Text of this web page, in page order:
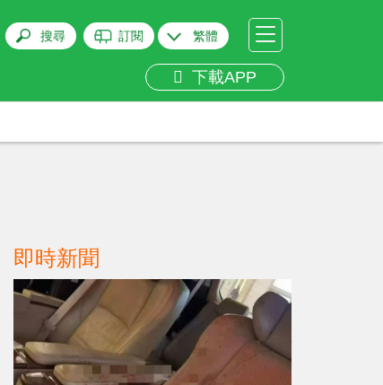
搜尋 訂閱 繁體
下載APP
即時新聞